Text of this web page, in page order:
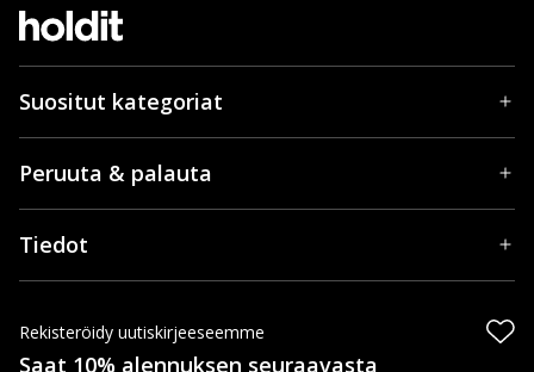
Suositut kategoriat
Peruuta & palauta
Tiedot
Rekisteröidy uutiskirjeeseemme
Saat 10% alennuksen seuraavasta